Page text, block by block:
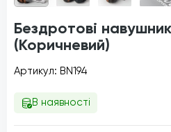
Бездротові
(Коричневий)
Артикул: BN194
В наявності